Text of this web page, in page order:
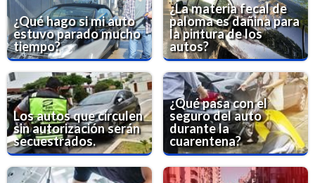
¿Qué hago si mi auto
estuvo parado mucho
tiempo?
¿La materia fecal de
paloma es dañina para
la pintura de los
autos?
Los autos que circulen
sin autorización serán
secuestrados.
¿Qué pasa con el
seguro del auto
durante la
cuarentena?